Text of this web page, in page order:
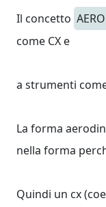
Il concetto
come CX e
a strumenti come
La forma
nella forma
Quindi un cx